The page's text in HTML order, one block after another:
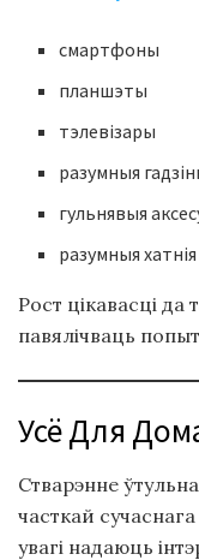
смартфоны
планшэты
тэлевізары
разумныя
гульнявыя
разумныя
Рост цікавасці да
павялічваць
Усё Для
Стварэнне
часткай
увагі надаюць